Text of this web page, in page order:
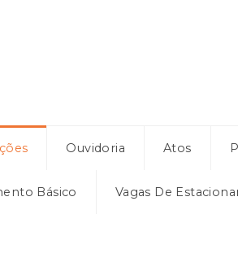
Ouvidoria Atos
Básico Vagas De